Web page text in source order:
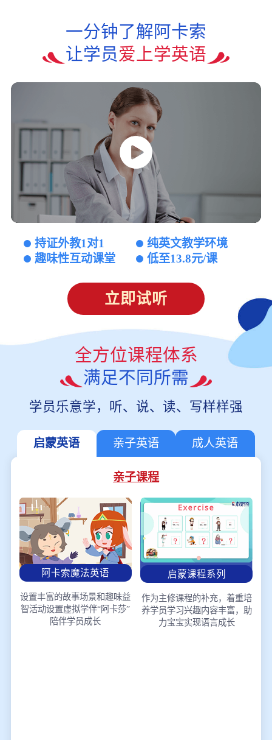
一分钟了解阿卡索
让学员爱上学英语
持证外教1对1
纯英文教学环境
趣味性互动课堂
低至13.8元/课
立即试听
全方位课程体系
满足不同所需
学员乐意学，听、说、读、写样样强
启蒙英语 亲子英语 成人英语
亲子课程
阿卡索魔法英语
设置丰富的故事场景和趣味益
智活动设置虚拟学伴“阿卡莎”
陪伴学员成长
启蒙课程系列
作为主修课程的补充，着重培
养学员学习兴趣内容丰富，助
力宝宝实现语言成长